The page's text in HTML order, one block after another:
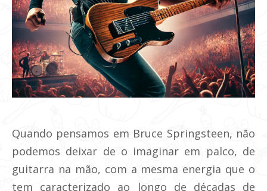
Quando pensamos em Bruce Springsteen, não
podemos deixar de o imaginar em palco, de
guitarra na mão, com a mesma energia que o
tem caracterizado ao longo de décadas de